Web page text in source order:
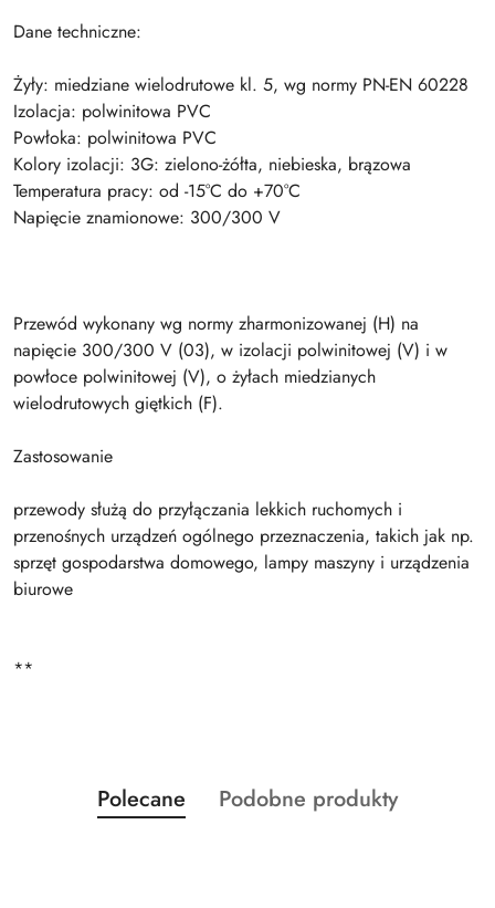
Dane techniczne:
Żyły: miedziane wielodrutowe kl. 5, wg normy PN-EN 60228
Izolacja: polwinitowa PVC
Powłoka: polwinitowa PVC
Kolory izolacji: 3G: zielono-żółta, niebieska, brązowa
Temperatura pracy: od -15°C do +70°C
Napięcie znamionowe: 300/300 V
Przewód wykonany wg normy zharmonizowanej (H) na
napięcie 300/300 V (03), w izolacji polwinitowej (V) i w
powłoce polwinitowej (V), o żyłach miedzianych
wielodrutowych giętkich (F).
Zastosowanie
przewody służą do przyłączania lekkich ruchomych i
przenośnych urządzeń ogólnego przeznaczenia, takich jak np.
sprzęt gospodarstwa domowego, lampy maszyny i urządzenia
biurowe
**
Pomiń karuzelę produktów
Produkty
o
Polecane
Produkty
Podobne produkty